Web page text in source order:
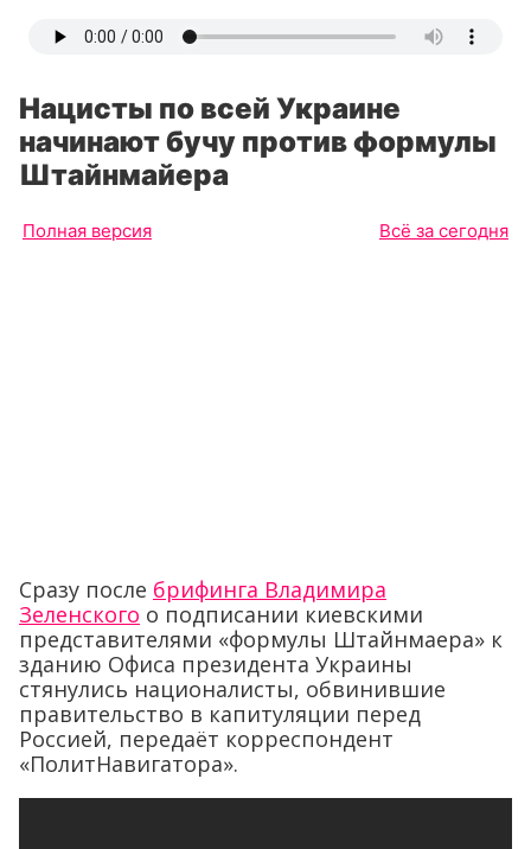
Нацисты по всей Украине
начинают бучу против формулы
Штайнмайера
Полная версия Всё за сегодня
Сразу после брифинга Владимира
Зеленского о подписании киевскими
представителями «формулы Штайнмаера» к
зданию Офиса президента Украины
стянулись националисты, обвинившие
правительство в капитуляции перед
Россией, передаёт корреспондент
«ПолитНавигатора».